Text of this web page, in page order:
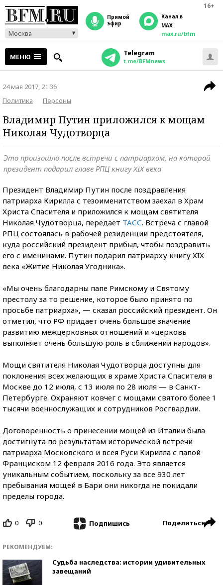
16+
Москва
прямой
эфир
Канал в
MAX
max.ru/bfm
МЕНЮ Telegram
t.me/BFMnews
24 мая 2017, 21:36
Политика
Персоны
Владимир Путин приложился к мощам
Николая Чудотворца
Это произошло после встречи с патриархом, на которой
президент подарил главе РПЦ книгу XIX века
Президент Владимир Путин после поздравления
патриарха Кирилла с тезоименитством заехал в Храм
Христа Спасителя и приложился к мощам святителя
Николая Чудотворца, передает ТАСС. Встреча с главой
РПЦ состоялась в рабочей резиденции предстоятеля,
куда российский президент прибыл, чтобы поздравить
его с именинами. Путин подарил патриарху книгу XIX
века «Житие Николая Угодника».
«Мы очень благодарны папе Римскому и Святому
престолу за то решение, которое было принято по
просьбе патриарха», — сказал российский президент. Он
отметил, что РФ придает очень большое значение
развитию межцерковных отношений и «церковь
выполняет очень большую роль в сближении народов».
Мощи святителя Николая Чудотворца доступны для
поклонения всех желающих в храме Христа Спасителя в
Москве до 12 июля, с 13 июля по 28 июля — в Санкт-
Петербурге. Охраняют ковчег с мощами святого более 1
тысячи военнослужащих и сотрудников Росгвардии.
Договоренность о принесении мощей из Италии была
достигнута по результатам исторической встречи
патриарха Московского и всея Руси Кирилла с папой
Франциском 12 февраля 2016 года. Это является
уникальным событием, поскольку за все 930 лет
пребывания мощей в Бари они никогда не покидали
пределы города.
0 0 Подпишись Поделиться
РЕКОМЕНДУЕМ:
Судьба наследства: истории удивительных
завещаний